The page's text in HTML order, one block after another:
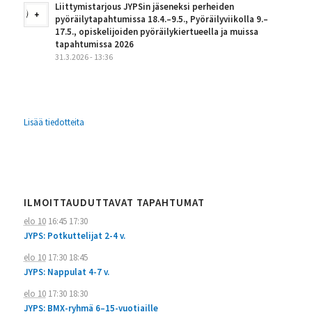
Liittymistarjous JYPSin jäseneksi perheiden
pyöräilytapahtumissa 18.4.–9.5., Pyöräilyviikolla 9.–
17.5., opiskelijoiden pyöräilykiertueella ja muissa
tapahtumissa 2026
31.3.2026 - 13:36
Lisää tiedotteita
ILMOITTAUDUTTAVAT TAPAHTUMAT
elo 1016:45 17:30
JYPS: Potkuttelijat 2-4 v.
elo 1017:30 18:45
JYPS: Nappulat 4-7 v.
elo 1017:30 18:30
JYPS: BMX-ryhmä 6–15-vuotiaille